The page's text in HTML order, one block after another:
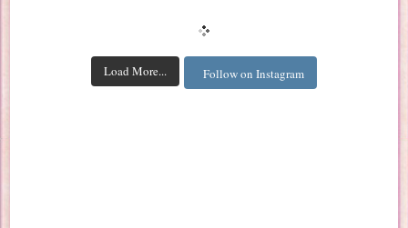
Load More... Follow on Instagram